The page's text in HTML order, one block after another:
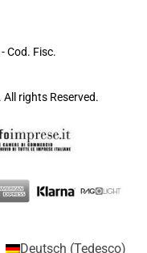
Cod. Fisc.
rights Reserved.
Deutsch (Tedesco)